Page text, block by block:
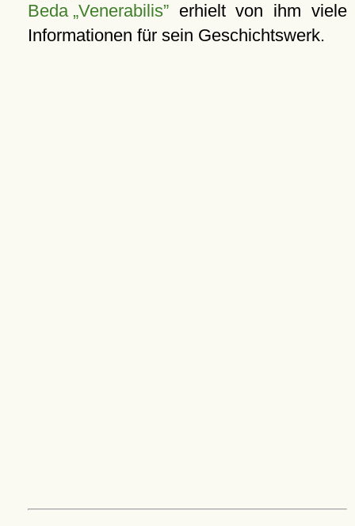
Beda „Venerabilis”erhielt von ihm viele
Informationen für sein Geschichtswerk.